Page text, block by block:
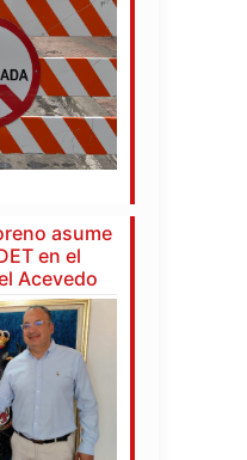
asume
en el
Acevedo